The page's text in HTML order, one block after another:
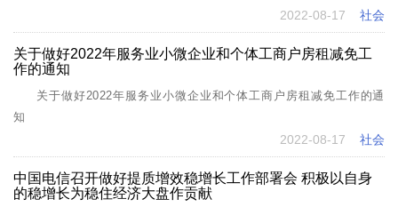
社会
2022-08-17
关于做好2022年服务业小微企业和个体工商户房租减免工
作的通知
关于做好2022年服务业小微企业和个体工商户房租减免工作的通
知
社会
2022-08-17
中国电信召开做好提质增效稳增长工作部署会 积极以自身
的稳增长为稳住经济大盘作贡献